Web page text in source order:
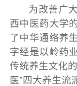
为改善广
西中医药大学
了中华通络养
字经是以岭药
传统养生文化
医”四大养生流